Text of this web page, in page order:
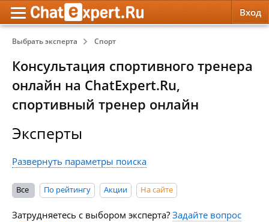
Вход
Выбрать эксперта Спорт
Консультация спортивного тренера
онлайн на ChatExpert.Ru,
спортивный тренер онлайн
Эксперты
Развернуть параметры поиска
Все По рейтингу Акции На сайте
Затрудняетесь с выбором эксперта? Задайте вопрос
Психология
Эзотерика
Красота, Здоровье
Психология
Эзотерика
Красота, Здоровье
Обратная связь
Служба поддержки
Правила сервиса